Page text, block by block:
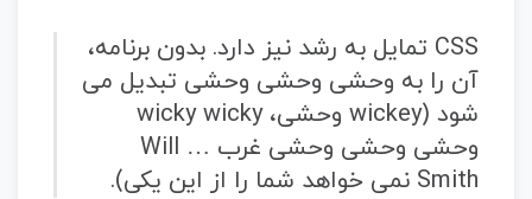
CSS تمایل به رشد نیز دارد. بدون برنامه،
آن را به وحشی وحشی وحشی تبدیل می
شود (wickey وحشی، wicky wicky
وحشی وحشی وحشی غرب … Will
Smith نمی خواهد شما را از این یکی).